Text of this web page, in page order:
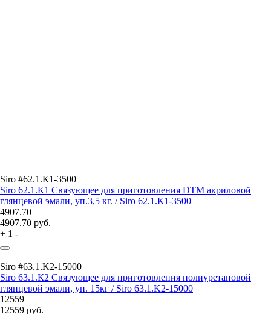
Siro #62.1.К1-3500
Siro 62.1.К1 Связующее для приготовления DTM акриловой
глянцевой эмали, уп.3,5 кг. / Siro 62.1.К1-3500
4907.70
4907.70 руб.
+ 1 -
Siro #63.1.K2-15000
Siro 63.1.К2 Связующее для приготовления полиуретановой
глянцевой эмали, уп. 15кг / Siro 63.1.K2-15000
12559
12559 руб.